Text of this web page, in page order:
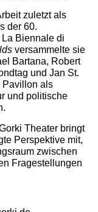
zuletzt als
der 60.
La Biennale di
versammelte sie
Bartana, Robert
und Jan St.
Pavillon als
und politische
Theater bringt
Perspektive mit,
zwischen
Fragestellungen